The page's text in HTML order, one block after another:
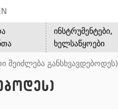
ინსტრუმენტები,
ხელსაწყოები
შეიძლება განსხვავდებოდეს)